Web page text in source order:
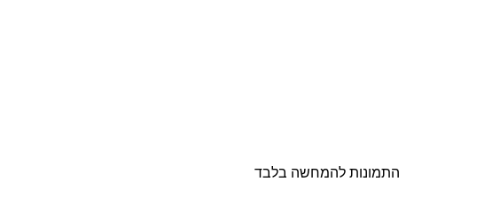
התמונות להמחשה בלבד